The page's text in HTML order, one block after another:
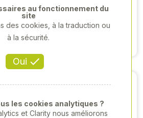
90 000,00 €HT
Oui
au fonctionnement du
site
des cookies, à la traduction ou
à la sécurité.
les cookies analytiques ?
et Clarity nous améliorons